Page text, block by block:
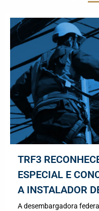
TRF3
ESPECIAL E
A INSTALADOR
A desembargadora